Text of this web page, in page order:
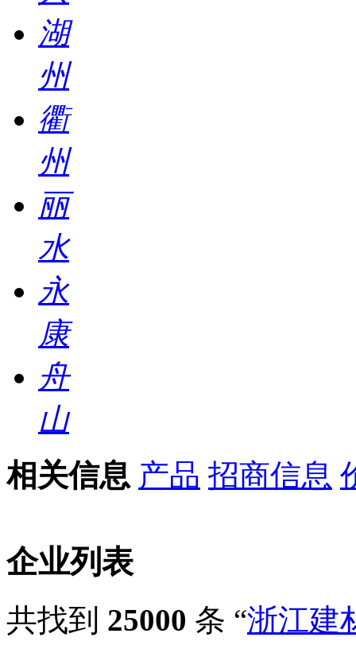
湖
州
衢
州
丽
水
永
康
舟
山
相关信息 产品 招商信息
企业列表
共找到 25000 条 “浙江建